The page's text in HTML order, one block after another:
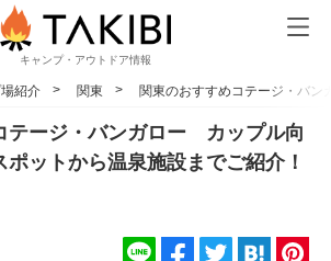
キャンプ・アウトドア情報
紹介 関東 関東のおすすめコテージ・バ
テージ・バンガロー カップル向
ットから温泉施設までご紹介！